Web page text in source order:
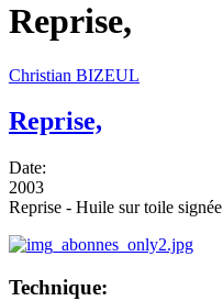
Reprise,
Christian BIZEUL
Reprise,
Date:
2003
Reprise - Huile sur toile signée
Technique: